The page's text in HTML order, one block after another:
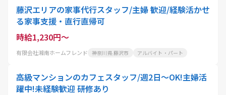
藤沢エリアの家事代行スタッフ/主婦 歓迎/経験活かせ
る家事支援・直行直帰可
時給1,230円～
有限会社湘南ホームフレンド 神奈川県 藤沢市 アルバイト・パート
高級マンションのカフェスタッフ/週2日～OK!主婦活
躍中!未経験歓迎 研修あり